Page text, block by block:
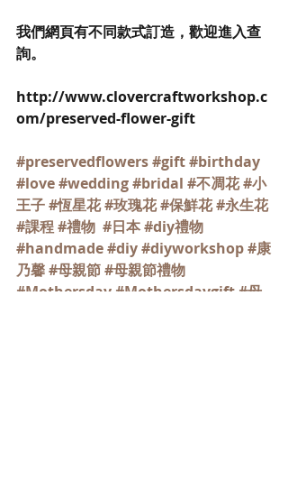
我們網頁有不同款式訂造，歡迎進入查
詢。
http://www.clovercraftworkshop.c
om/preserved-flower-gift
#preservedflowers#gift#birthday
#love#wedding#bridal #不凋花#小
王子#恆星花#玫瑰花#保鮮花#永生花
#課程#禮物 #日本#diy禮物
#handmade#diy#diyworkshop#康
乃馨#母親節#母親節禮物
#Mothersday #Mothersdaygift #母